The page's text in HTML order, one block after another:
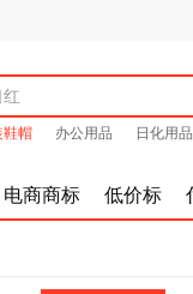
鞋帽 办公用品 日化用品
电商商标 低价标